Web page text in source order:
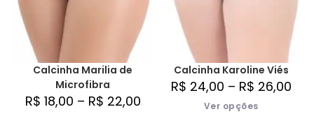
Calcinha Marilia de
Microfibra
R$ 18,00 – R$ 22,00
Calcinha Karoline Viés
R$ 24,00 – R$ 26,00
Ver opções